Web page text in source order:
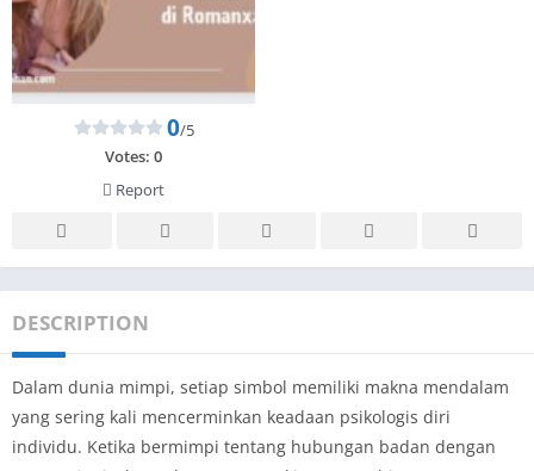
0/5
Votes: 0
Report
DESCRIPTION
Dalam dunia mimpi, setiap simbol memiliki makna mendalam
yang sering kali mencerminkan keadaan psikologis diri
individu. Ketika bermimpi tentang hubungan badan dengan